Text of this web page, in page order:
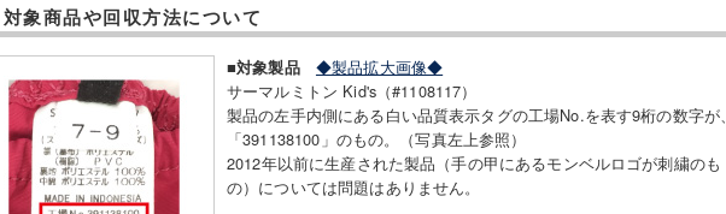
対象商品や回収方法について
■対象製品
◆製品拡大画像◆
サーマルミトン Kid's（#1108117）
製品の左手内側にある白い品質表示タグの工場No.を表す9桁の数字が、
「391138100」のもの。（写真左上参照）
2012年以前に生産された製品（手の甲にあるモンベルロゴが刺繍のも
の）については問題はありません。